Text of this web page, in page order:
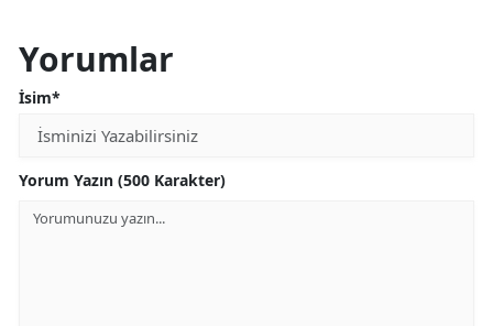
Yorumlar
İsim*
Yorum Yazın (500 Karakter)